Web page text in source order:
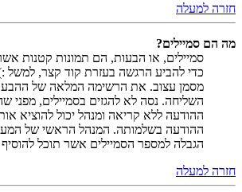
חזרה למעלה
מה הם סמיילים?
סמיילים, או הבעות, הם תמונות קטנות
כדי להביע הרגשה בעזרת קוד קצר, למשל
מסמן עצוב. את הרשימה המלאה של
השליחה. נסה לא להגזים בסמיילים, מפני
ההודעה ללא קריאה ומנהל יכול להוציא
ההודעה בשלמותה. המנהל הראשי של
הגבלה למספר הסמיילים אשר תוכל להוסיף
חזרה למעלה